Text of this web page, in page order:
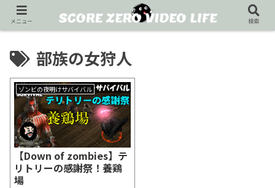
部族の女狩人
ゾンビの夜明けサバイバル
【Down of zombies】テ
リトリーの感謝祭！養鶏
場
メニュー 検索